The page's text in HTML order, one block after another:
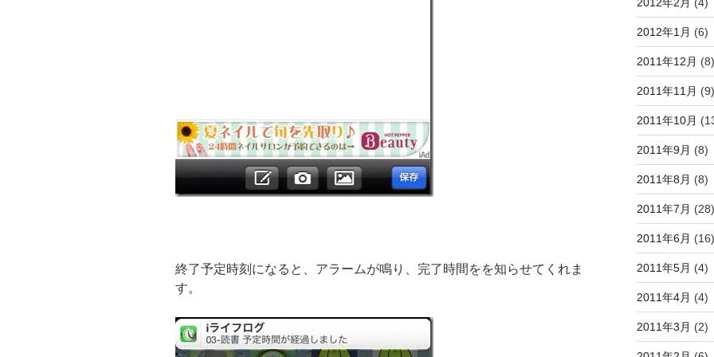
終了予定時刻になると、アラームが鳴り、完了時間をを知らせてくれま
す。
2012年1月 (6)
2011年12月 (8)
2011年11月 (9)
2011年10月
2011年9月 (8)
2011年8月 (8)
2011年7月 (28)
2011年6月 (16)
2011年5月 (4)
2011年4月 (4)
2011年3月 (2)